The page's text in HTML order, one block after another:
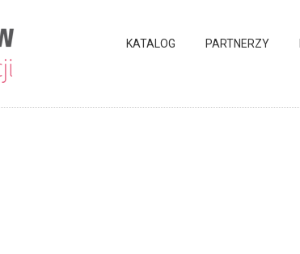
KATALOG PARTNERZY